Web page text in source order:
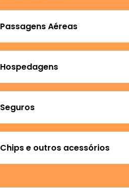
Passagens Aéreas
Hospedagens
Seguros
Chips e outros acessórios